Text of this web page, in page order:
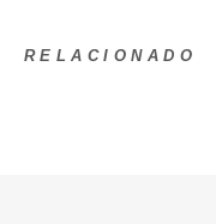
RELACIONADO